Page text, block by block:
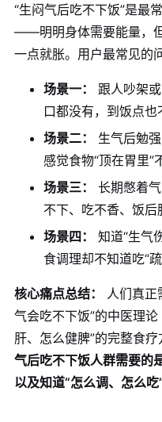
“生闷气后吃不下饭”是最
——明明身体需要能量，
一点就胀。用户最常见的
场景一：
跟人吵架
口都没有，到饭点也
场景二：
生气后勉
感觉食物“顶在胃里”
场景三：
长期憋着
不下、吃不香、饭后
场景四：
知道“生气
食调理却不知道吃“疏
核心痛点总结：
人们真正
气会吃不下饭”的中医理
肝、怎么健脾”的完整食疗
气后吃不下饭人群需要的
以及知道“怎么调、怎么吃